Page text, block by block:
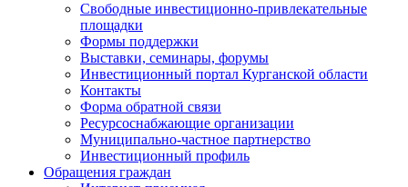
Свободные инвестиционно-привлекательные
площадки
Формы поддержки
Выставки, семинары, форумы
Инвестиционный портал Курганской области
Контакты
Форма обратной связи
Ресурсоснабжающие организации
Муниципально-частное партнерство
Инвестиционный профиль
Обращения граждан